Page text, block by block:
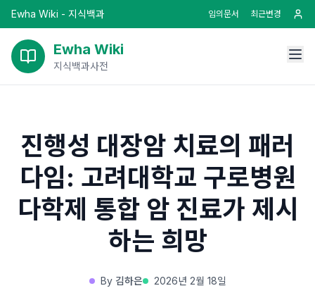
Ewha Wiki - 지식백과 임의문서 최근변경
Ewha Wiki
지식백과사전
진행성 대장암 치료의 패러
다임: 고려대학교 구로병원
다학제 통합 암 진료가 제시
하는 희망
By 김하은 2026년 2월 18일